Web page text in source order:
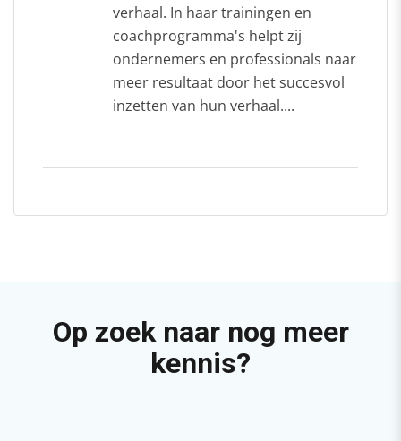
verhaal. In haar trainingen en
coachprogramma's helpt zij
ondernemers en professionals naar
meer resultaat door het succesvol
inzetten van hun verhaal....
Op zoek naar nog meer
kennis?